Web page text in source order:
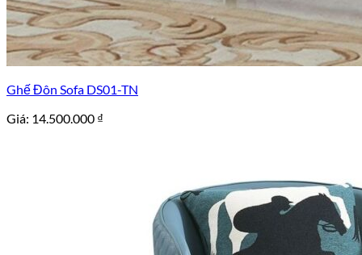
Ghế Đôn Sofa DS01-TN
Giá: 14.500.000 ₫